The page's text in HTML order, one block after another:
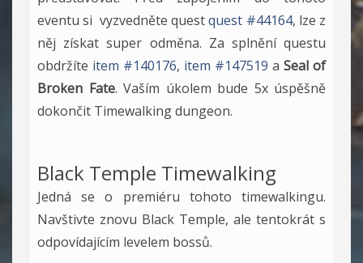
eventu si vyzvedněte questquest #44164, lze z
něj získat super odměna. Za splnění questu
obdržíte item #140176, item #147519 a Seal of
Broken Fate. Vaším úkolem bude 5x úspěšně
dokončit Timewalking dungeon.
Black Temple Timewalking
Jedná se o premiéru tohoto timewalkingu.
Navštivte znovu Black Temple, ale tentokrát s
odpovídajícím levelem bossů.